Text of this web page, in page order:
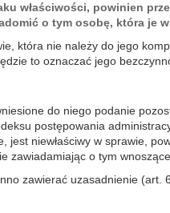
właściwości, powinien
o tym osobę, która je
która nie należy do jego
to oznaczać jego
do niego podanie
postępowania
jest niewłaściwy w sprawie,
zawiadamiając o tym
zawierać uzasadnienie (art.